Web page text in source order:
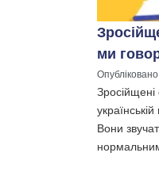
ми
Опубліковано
Зросійщені
Вони